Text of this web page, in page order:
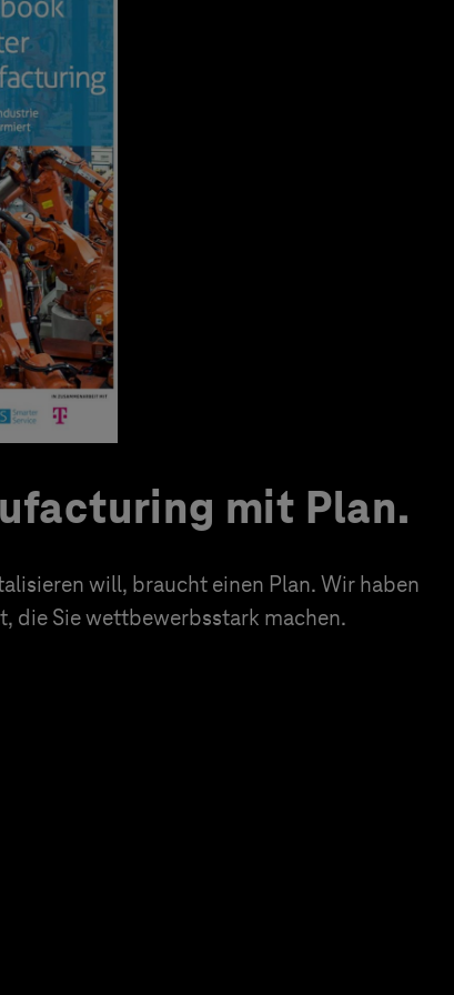
mit Plan.
will, braucht einen Plan. Wir haben
die Sie wettbewerbsstark machen.